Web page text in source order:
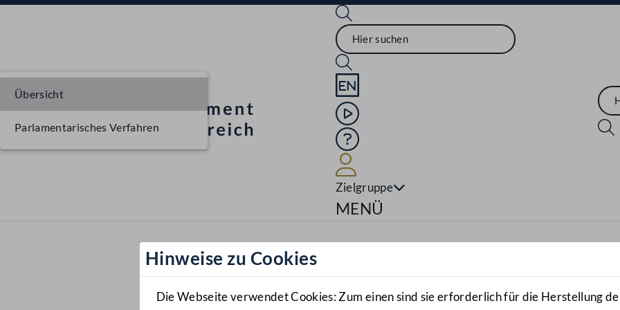
Sprache English
Mediathek
Hilfe
Zielgruppe
Navigationsmenü öffnen
MENÜ
Hinweise zu Cookies
Die Webseite verwendet Cookies: Zum einen sind sie erforderlich für die Herstellung
Übersicht
Parlamentarisches Verfahren